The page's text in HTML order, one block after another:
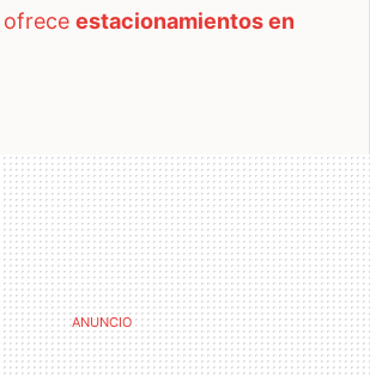
ofrece estacionamientos en